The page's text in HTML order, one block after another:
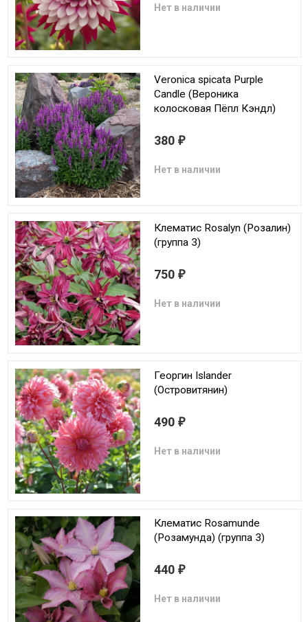
Нет в наличии
Veronica spicata Purple
Candle (Вероника
колосковая Пёпл Кэндл)
380 ₽
Нет в наличии
Клематис Rosalyn (Розалин)
(группа 3)
750 ₽
Нет в наличии
Георгин Islander
(Островитянин)
490 ₽
Нет в наличии
Клематис Rosamunde
(Розамунда) (группа 3)
440 ₽
Нет в наличии